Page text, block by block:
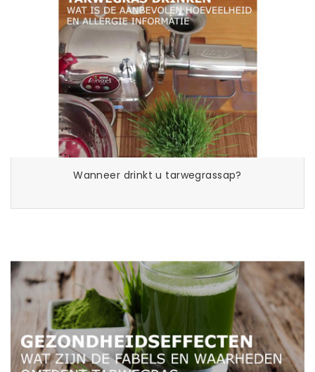
Wanneer drinkt u tarwegrassap?